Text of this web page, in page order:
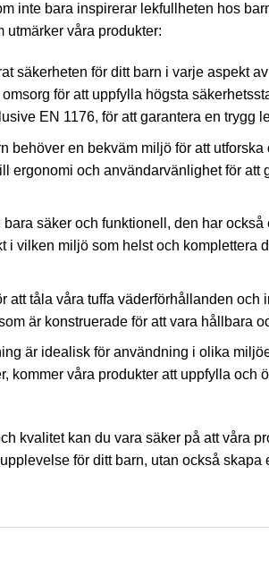
inte bara inspirerar lekfullheten hos
utmärker våra produkter:
säkerheten för ditt barn i varje aspekt
för att uppfylla högsta
EN 1176, för att garantera en trygg
behöver en bekväm miljö för att utforska
ergonomi och användarvänlighet för att
säker och funktionell, den har
i vilken miljö som helst och komplettera
att tåla våra tuffa väderförhållanden och
är konstruerade för att vara hållbara
är idealisk för användning i olika
kommer våra produkter att uppfylla och
kvalitet kan du vara säker på att våra
för ditt barn, utan också skapa